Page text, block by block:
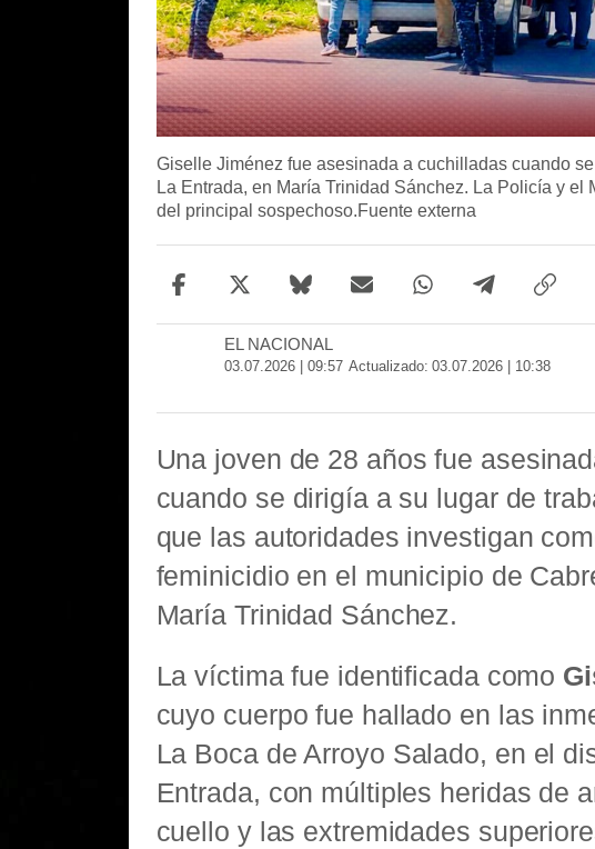
Giselle Jiménez fue asesinada a cuchilladas cuando
La Entrada, en María Trinidad Sánchez. La Policía y
del principal sospechoso.Fuente externa
F
a
o
k
T
w
i
t
e
B
u
e
s
y
S
e
W
a
s
p
T
e
e
p
a
e
l
a
e
EL NACIONAL
03.07.2026 | 09:57 Actualizado: 03.07.2026 | 10:38
Una joven de 28 años fue
cuando se dirigía a su lugar de
que las autoridades investigan
feminicidio en el municipio de
María Trinidad Sánchez.
La víctima fue identificada como
cuyo cuerpo fue hallado en las
La Boca de Arroyo Salado, en el
Entrada, con múltiples heridas de
cuello y las extremidades